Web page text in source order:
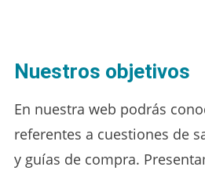
Nuestros objetivos
En nuestra web podrás
referentes a cuestiones de
y guías de compra.